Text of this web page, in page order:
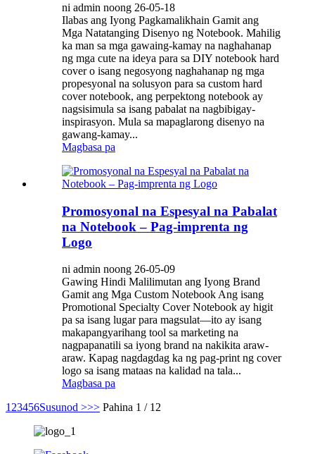
ni admin noong 26-05-18
Ilabas ang Iyong Pagkamalikhain Gamit ang
Mga Natatanging Disenyo ng Notebook. Mahilig
ka man sa mga gawaing-kamay na naghahanap
ng mga cute na ideya para sa DIY notebook hard
cover o isang negosyong naghahanap ng mga
propesyonal na solusyon para sa custom hard
cover notebook, ang perpektong notebook ay
nagsisimula sa isang pabalat na nagbibigay-
inspirasyon. Mula sa mapaglarong disenyo na
gawang-kamay...
Magbasa pa
Promosyonal na Espesyal na Pabalat
na Notebook – Pag-imprenta ng
Logo
ni admin noong 26-05-09
Gawing Hindi Malilimutan ang Iyong Brand
Gamit ang Mga Custom Notebook Ang isang
Promotional Specialty Cover Notebook ay higit
pa sa isang lugar para magsulat—ito ay isang
makapangyarihang tool sa marketing na
nagpapanatili sa iyong brand na nakikita araw-
araw. Kapag nagdagdag ka ng pag-print ng cover
logo sa isang mataas na kalidad na tala...
Magbasa pa
1 23456Susunod >>> Pahina 1 / 12